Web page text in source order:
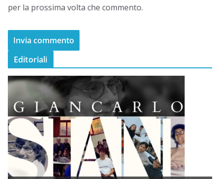
per la prossima volta che commento.
Editoriali